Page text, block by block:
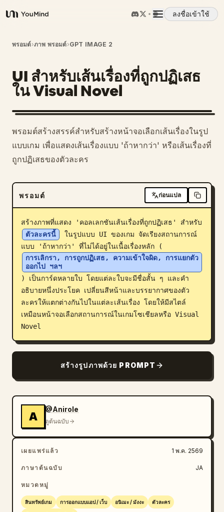
YouMind
ลงชื่อเข้าใช้
ภาพรวม
กรณีการใช้งาน
ทักษะ
พรอมต์
ดาวน์โหลด
บล็อก
อัปเดต
พรอมต์›ภาพ พรอมต์›GPT IMAGE 2
UI สำหรับเส้นเรื่องที่ถูกปฏิเสธ
ใน Visual Novel
พรอมต์สร้างสรรค์สำหรับสร้างหน้าจอเลือกเส้นเรื่องในรูป
แบบเกม เพื่อแสดงเส้นเรื่องแบบ 'ถ้าหากว่า' หรือเส้นเรื่องที่
ถูกปฏิเสธของตัวละคร
พรอมต์ ก่อนแปล
ตัวละครนี้
ในรูปแบบ UI ของเกม จัดเรียงสถานการณ์
แบบ 'ถ้าหากว่า' ที่ไม่ได้อยู่ในเนื้อเรื่องหลัก (
การเลิกรา, การถูกปฏิเสธ, ความเข้าใจผิด, การแยกตัว
ออกไป ฯลฯ
) เป็นการ์ดหลายใบ โดยแต่ละใบจะมีชื่อสั้น ๆ และคำ
อธิบายหนึ่งประโยค เปลี่ยนสีหน้าและบรรยากาศของตัว
ละครให้แตกต่างกันไปในแต่ละเส้นเรื่อง โดยให้มีสไตล์
เหมือนหน้าจอเลือกสถานการณ์ในเกมโซเชียลหรือ Visual
Novel
สร้างรูปภาพด้วย PROMPT
A
@Anirole
ดูต้นฉบับ
เผยแพร่แล้ว 1 พ.ค. 2569
ภาษาต้นฉบับ JA
หมวดหมู่
สินทรัพย์เกม การออกแบบแอป / เว็บ อนิเมะ / มังงะ ตัวละคร